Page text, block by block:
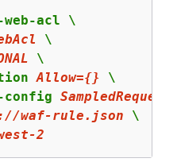
web-acl \
\
\
Allow={} \
config
//waf-rule.json \
2